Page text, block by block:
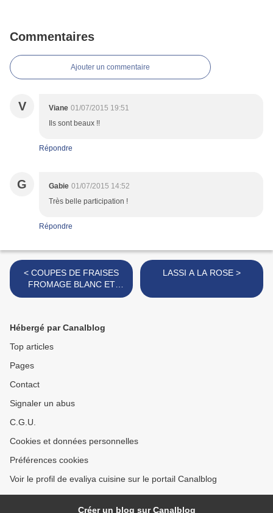
Commentaires
Ajouter un commentaire
V Viane 01/07/2015 19:51
Ils sont beaux !!
Répondre
G Gabie 01/07/2015 14:52
Très belle participation !
Répondre
< COUPES DE FRAISES
FROMAGE BLANC ET
CHANTILLY
LASSI A LA ROSE >
Hébergé par Canalblog
Top articles
Pages
Contact
Signaler un abus
C.G.U.
Cookies et données personnelles
Préférences cookies
Voir le profil de evaliya cuisine sur le portail Canalblog
Créer un blog sur Canalblog